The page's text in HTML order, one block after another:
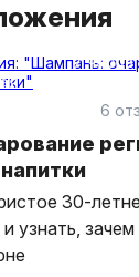
7 часов
6
30-
узнать,